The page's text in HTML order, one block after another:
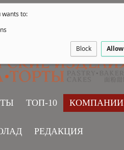
wants to:
Block Allow
ТОП-10 КОМПАНИИ
РЕДАКЦИЯ